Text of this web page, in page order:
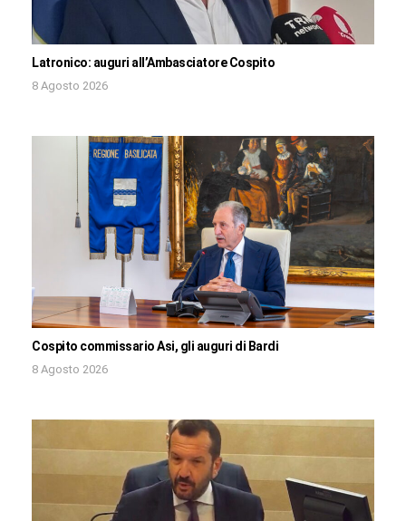
Latronico: auguri all’Ambasciatore Cospito
8 Agosto 2026
Cospito commissario Asi, gli auguri di Bardi
8 Agosto 2026